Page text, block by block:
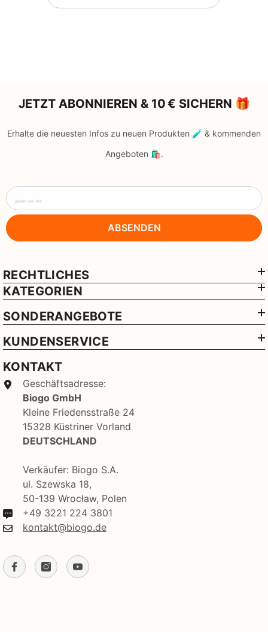
JETZT ABONNIEREN & 10 € SICHERN 🎁
Erhalte die neuesten Infos zu neuen Produkten 🧪 & kommenden
Angeboten 🛍️.
geben sie ihre
ABSENDEN
RECHTLICHES
KATEGORIEN
SONDERANGEBOTE
KUNDENSERVICE
KONTAKT
Geschäftsadresse:
Biogo GmbH
Kleine Friedensstraße 24
15328 Küstriner Vorland
DEUTSCHLAND
Verkäufer: Biogo S.A.
ul. Szewska 18,
50-139 Wrocław, Polen
+49 3221 224 3801
kontakt@biogo.de